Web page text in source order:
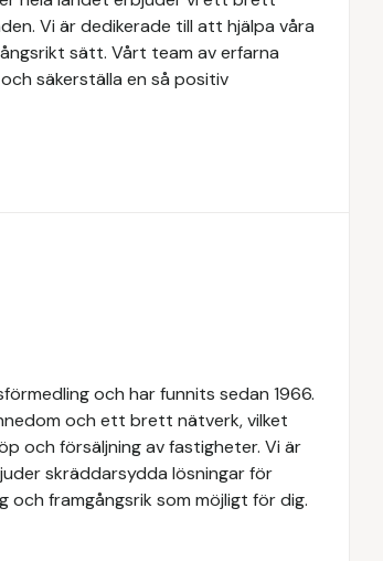
Vi är dedikerade till att hjälpa våra
sätt. Vårt team av erfarna
säkerställa en så positiv
och har funnits sedan 1966.
och ett brett nätverk, vilket
och försäljning av fastigheter. Vi är
skräddarsydda lösningar för
framgångsrik som möjligt för dig.